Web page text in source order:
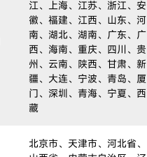
江、上海、江苏、浙江、安
徽、福建、江西、山东、河
南、湖北、湖南、广东、广
西、海南、重庆、四川、贵
州、云南、陕西、甘肃、新
疆、大连、宁波、青岛、厦
门、深圳、青海、宁夏、西
藏
北京市、天津市、河北省、